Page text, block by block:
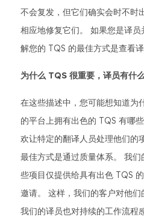
不会复发，但它们确实会时不时
相应地修复它们。 如果您是译
解您的 TQS 的最佳方式是查看
为什么 TQS 很重要，译员有什
在这些描述中，您可能想知道为
的平台上拥有出色的 TQS 有哪
欢让特定的翻译人员处理他们的
最佳方式是通过质量体系。 我
些项目仅提供给具有出色 TQS
邀请。 这样，我们的客户对他
我们的译员也对持续的工作流程